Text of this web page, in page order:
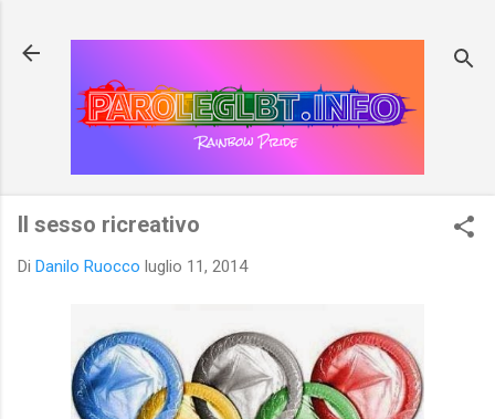
Il sesso ricreativo
Di Danilo Ruocco luglio 11, 2014